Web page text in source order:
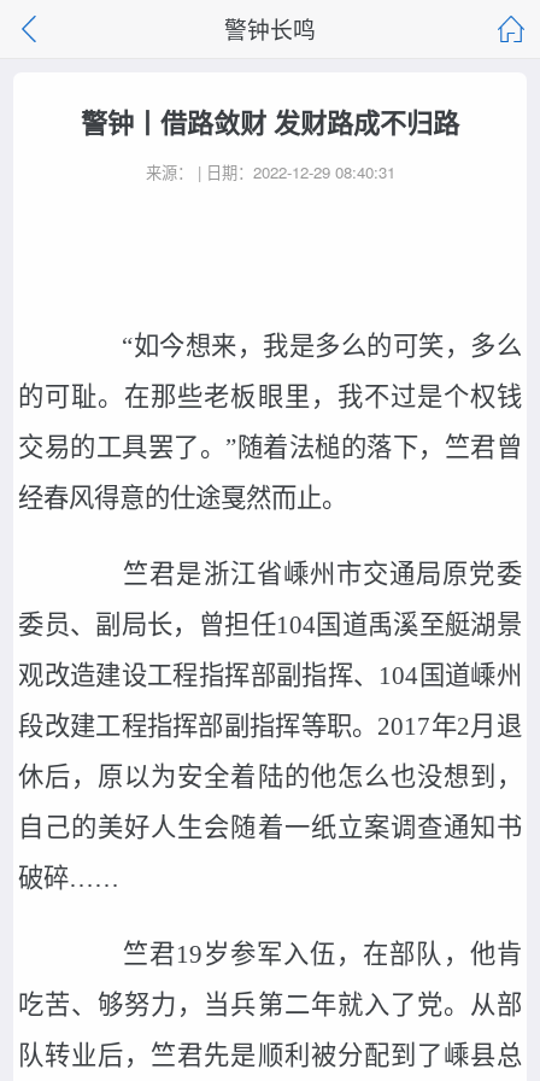
警钟长鸣
警钟丨借路敛财 发财路成不归路
来源： | 日期：2022-12-29 08:40:31
“如今想来，我是多么的可笑，多么
的可耻。在那些老板眼里，我不过是个权钱
交易的工具罢了。”随着法槌的落下，竺君曾
经春风得意的仕途戛然而止。
竺君是浙江省嵊州市交通局原党委
委员、副局长，曾担任104国道禹溪至艇湖景
观改造建设工程指挥部副指挥、104国道嵊州
段改建工程指挥部副指挥等职。2017年2月退
休后，原以为安全着陆的他怎么也没想到，
自己的美好人生会随着一纸立案调查通知书
破碎……
竺君19岁参军入伍，在部队，他肯
吃苦、够努力，当兵第二年就入了党。从部
队转业后，竺君先是顺利被分配到了嵊县总